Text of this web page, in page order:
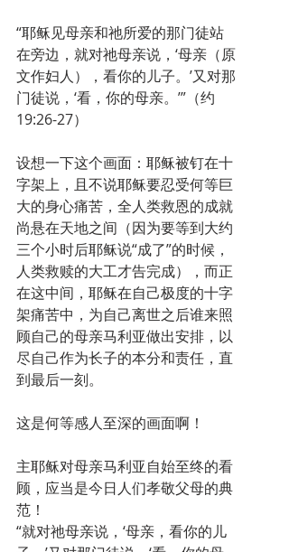
“耶稣见母亲和祂所爱的那门徒站
在旁边，就对祂母亲说，‘母亲（原
文作妇人），看你的儿子。’又对那
门徒说，‘看，你的母亲。’”（约
19:26-27）
设想一下这个画面：耶稣被钉在十
字架上，且不说耶稣要忍受何等巨
大的身心痛苦，全人类救恩的成就
尚悬在天地之间（因为要等到大约
三个小时后耶稣说“成了”的时候，
人类救赎的大工才告完成），而正
在这中间，耶稣在自己极度的十字
架痛苦中，为自己离世之后谁来照
顾自己的母亲马利亚做出安排，以
尽自己作为长子的本分和责任，直
到最后一刻。
这是何等感人至深的画面啊！
主耶稣对母亲马利亚自始至终的看
顾，应当是今日人们孝敬父母的典
范！
“就对祂母亲说，‘母亲，看你的儿